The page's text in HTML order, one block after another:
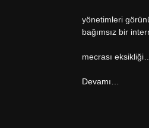
yönetimleri
bağımsız bir
mecrası eksikliği…
Devamı…